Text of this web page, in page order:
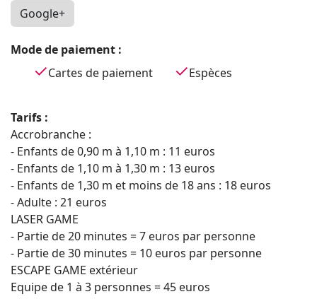
Google+
Mode de paiement :
Cartes de paiement
Espèces
Tarifs :
Accrobranche :
- Enfants de 0,90 m à 1,10 m : 11 euros
- Enfants de 1,10 m à 1,30 m : 13 euros
- Enfants de 1,30 m et moins de 18 ans : 18 euros
- Adulte : 21 euros
LASER GAME
- Partie de 20 minutes = 7 euros par personne
- Partie de 30 minutes = 10 euros par personne
ESCAPE GAME extérieur
Equipe de 1 à 3 personnes = 45 euros